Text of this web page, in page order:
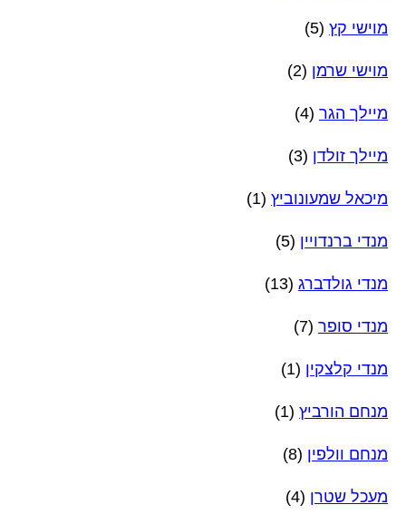
מוישי קץ (5)
מוישי שרמן (2)
מיילך הגר (4)
מיילך זולדן (3)
מיכאל שמעונוביץ (1)
מנדי ברנדויין (5)
מנדי גולדברג (13)
מנדי סופר (7)
מנדי קלצקין (1)
מנחם הורביץ (1)
מנחם וולפין (8)
מעכל שטרן (4)